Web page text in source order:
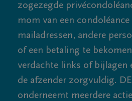
zogezegde
mom van een
mailadressen, andere
of een betaling te
verdachte links of bijlagen
de afzender zorgvuldig.
onderneemt meerdere